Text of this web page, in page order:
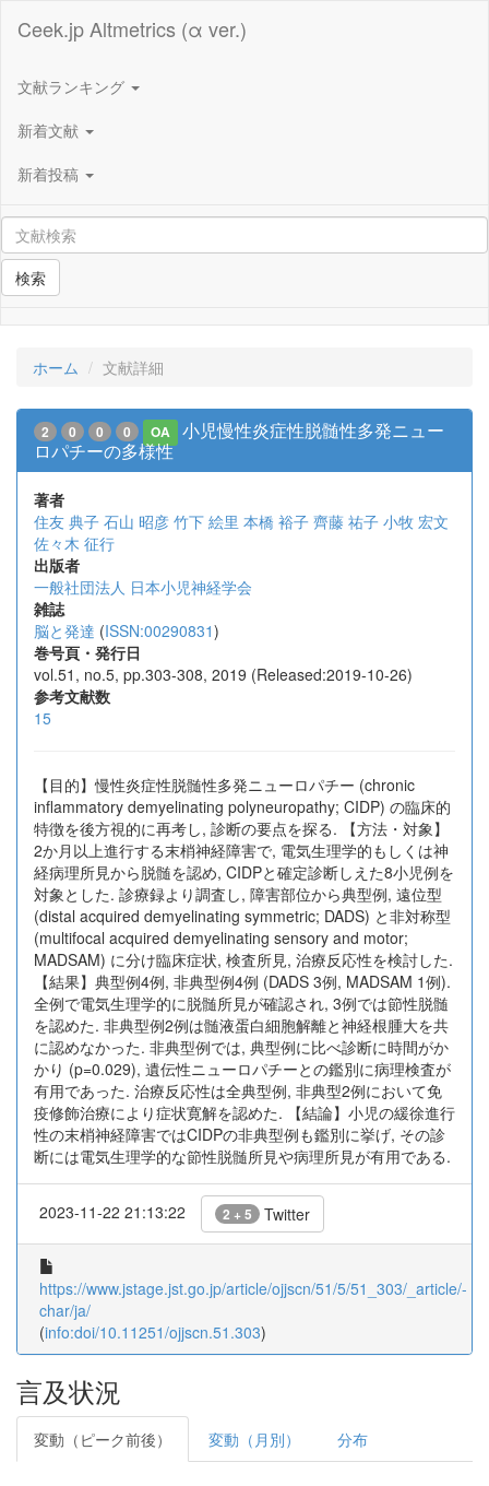
Ceek.jp Altmetrics (α ver.)
文献ランキング
新着文献
新着投稿
検索
ホーム 文献詳細
2 0 0 0 OA
小児慢性炎症性脱髄性多発ニュー
ロパチーの多様性
著者
住友 典子 石山 昭彦 竹下 絵里 本橋 裕子 齊藤 祐子 小牧 宏文
佐々木 征行
出版者
一般社団法人 日本小児神経学会
雑誌
脳と発達 (ISSN:00290831)
巻号頁・発行日
vol.51, no.5, pp.303-308, 2019 (Released:2019-10-26)
参考文献数
15
【目的】慢性炎症性脱髄性多発ニューロパチー (chronic
inflammatory demyelinating polyneuropathy; CIDP) の臨床的
特徴を後方視的に再考し, 診断の要点を探る. 【方法・対象】
2か月以上進行する末梢神経障害で, 電気生理学的もしくは神
経病理所見から脱髄を認め, CIDPと確定診断しえた8小児例を
対象とした. 診療録より調査し, 障害部位から典型例, 遠位型
(distal acquired demyelinating symmetric; DADS) と非対称型
(multifocal acquired demyelinating sensory and motor;
MADSAM) に分け臨床症状, 検査所見, 治療反応性を検討した.
【結果】典型例4例, 非典型例4例 (DADS 3例, MADSAM 1例).
全例で電気生理学的に脱髄所見が確認され, 3例では節性脱髄
を認めた. 非典型例2例は髄液蛋白細胞解離と神経根腫大を共
に認めなかった. 非典型例では, 典型例に比べ診断に時間がか
かり (p=0.029), 遺伝性ニューロパチーとの鑑別に病理検査が
有用であった. 治療反応性は全典型例, 非典型2例において免
疫修飾治療により症状寛解を認めた. 【結論】小児の緩徐進行
性の末梢神経障害ではCIDPの非典型例も鑑別に挙げ, その診
断には電気生理学的な節性脱髄所見や病理所見が有用である.
2023-11-22 21:13:22 2 + 5 Twitter
https://www.jstage.jst.go.jp/article/ojjscn/51/5/51_303/_article/-
char/ja/
(info:doi/10.11251/ojjscn.51.303)
言及状況
変動（ピーク前後） 変動（月別） 分布